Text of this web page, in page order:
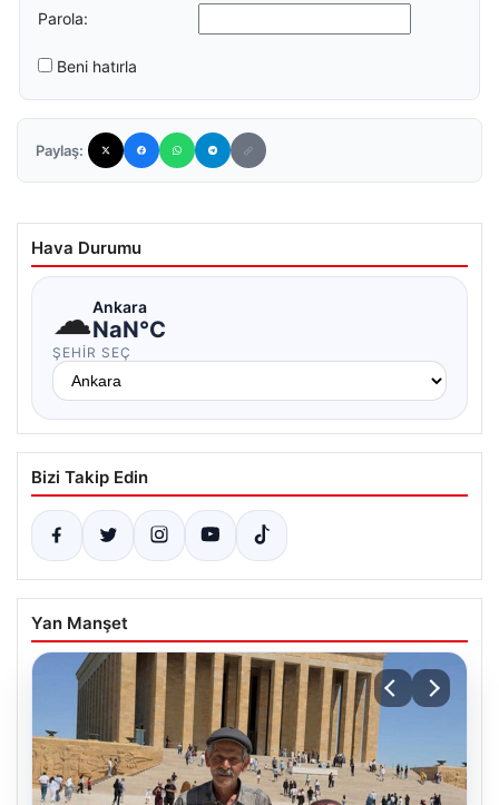
Parola:
Beni hatırla
Paylaş:
Hava Durumu
☁Ankara
NaN°C
ŞEHIR SEÇ
Bizi Takip Edin
Yan Manşet